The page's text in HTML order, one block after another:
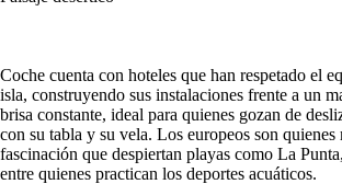
Coche cuenta con hoteles que han respetado el
isla, construyendo sus instalaciones frente a un
brisa constante, ideal para quienes gozan de
con su tabla y su vela. Los europeos son quienes
fascinación que despiertan playas como La
entre quienes practican los deportes acuáticos.